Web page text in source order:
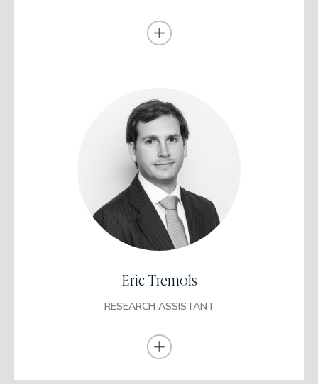
Eric Tremols
RESEARCH ASSISTANT
Licenciado en Administración y Dirección de
Universidad Ramon Llull
Máster en Gestión Financiera y Contabilidad
Universidad Pompeu Fabra
Chartered Financial Analyst
Sector Financiero. Se incorporó a EDM en 2024 en el
Departamento de Middle Office. A partir del 2025 pasa a